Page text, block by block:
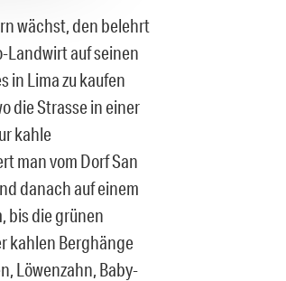
wächst, den belehrt
Landwirt auf seinen
in Lima zu kaufen
die Strasse in einer
kahle
man vom Dorf San
danach auf einem
bis die grünen
kahlen Berghänge
Löwenzahn, Baby-